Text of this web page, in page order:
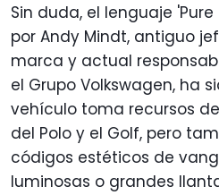
Sin duda, el lenguaje
por Andy Mindt, antiguo
marca y actual
el Grupo Volkswagen, ha
vehículo toma recursos
del Polo y el Golf, pero
códigos estéticos de
luminosas o grandes